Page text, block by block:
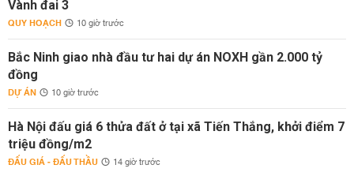
Vành đai 3
QUY HOẠCH 10 giờ trước
Bắc Ninh giao nhà đầu tư hai dự án NOXH gần 2.000 tỷ
đồng
DỰ ÁN 10 giờ trước
Hà Nội đấu giá 6 thửa đất ở tại xã Tiến Thắng, khởi điểm 7
triệu đồng/m2
ĐẤU GIÁ - ĐẤU THẦU 14 giờ trước